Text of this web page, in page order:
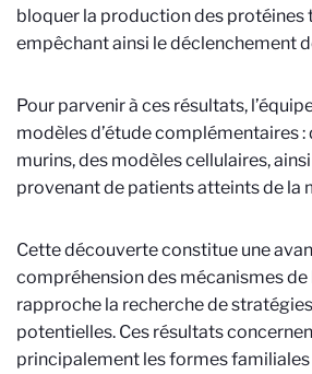
bloquer la production des protéines
empêchant ainsi le déclenchement
Pour parvenir à ces résultats,
modèles d’étude complémentaires :
murins, des modèles cellulaires,
provenant de patients atteints de la
Cette découverte constitue une
compréhension des mécanismes de
rapproche la recherche de
potentielles. Ces résultats
principalement les formes familiales